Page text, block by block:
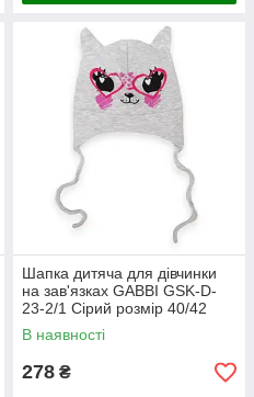
Шапка дитяча для дівчинки
на зав'язках GABBI GSK-D-
23-2/1 Сірий розмір 40/42
(13540)
В наявності
278 ₴